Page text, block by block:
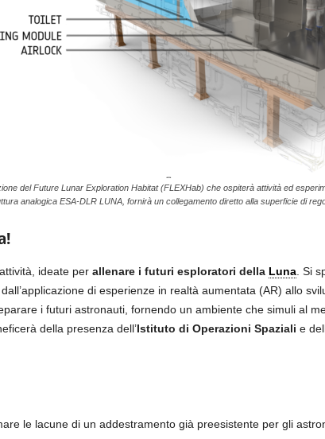
del Future Lunar Exploration Habitat (FLEXHab) che ospiterà attività ed
analogica ESA-DLR LUNA, fornirà un collegamento diretto alla superficie di
ideate per allenare i futuri esploratori della Luna. Si
di esperienze in realtà aumentata (AR) allo
i futuri astronauti, fornendo un ambiente che simuli al
della presenza dell’Istituto di Operazioni Spaziali e
le lacune di un addestramento già preesistente per gli